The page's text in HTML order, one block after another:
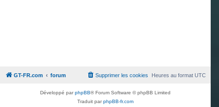
GT-FR.com forum Heures au formatUTC
Supprimer les cookies
Développé parphpBB® Forum Software © phpBB Limited
Traduit parphpBB-fr.com